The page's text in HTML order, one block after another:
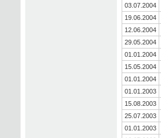
03.07.2004
19.06.2004
12.06.2004
29.05.2004
01.01.2004
15.05.2004
01.01.2004
01.01.2003
15.08.2003
25.07.2003
01.01.2003